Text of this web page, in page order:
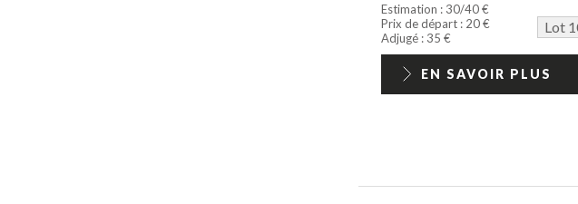
Estimation : 30/40 €
Prix de départ : 20 €
Lot
Adjugé : 35 €
EN SAVOIR PLUS